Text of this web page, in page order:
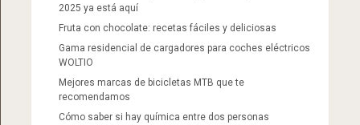
2025 ya está aquí
Fruta con chocolate: recetas fáciles y deliciosas
Gama residencial de cargadores para coches eléctricos
WOLTIO
Mejores marcas de bicicletas MTB que te
recomendamos
Cómo saber si hay química entre dos personas